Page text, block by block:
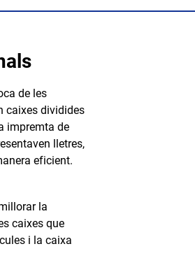
de les
caixes dividides
impremta de
lletres,
eficient.
la
caixes que
i la caixa